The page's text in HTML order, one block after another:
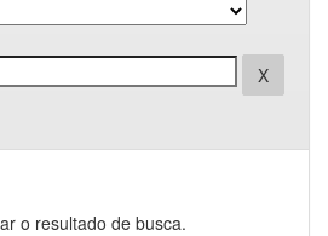
o resultado de busca.